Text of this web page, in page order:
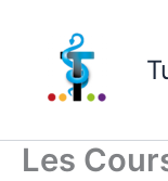
Les